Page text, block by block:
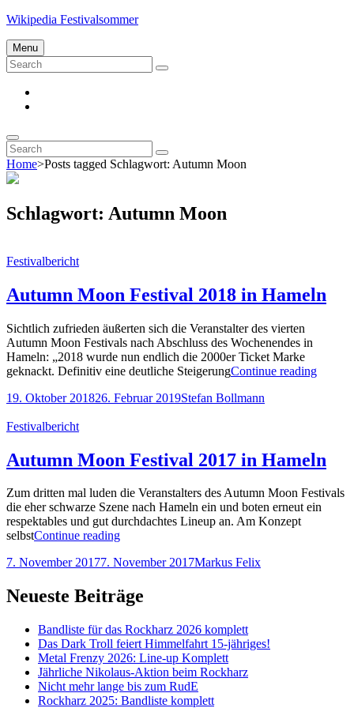
Skip
content
Wikipedia Festivalsommer
Menu
Search
for:
Search
Search
Search
for:
Search
Home>Posts tagged Schlagwort: Autumn Moon
Schlagwort: Autumn Moon
Cat
Festivalbericht
Autumn Moon Festival 2018 in Hameln
Sichtlich zufrieden äußerten sich die Veranstalter des vierten
Autumn Moon Festivals nach Abschluss des Wochenendes in
Hameln: „2018 wurde nun endlich die 2000er Ticket Marke
geknackt. Definitiv eine deutliche SteigerungContinue reading
Posted-
19. Oktober 201826. Februar 2019By
Byline
Stefan Bollmann
Cat
Festivalbericht
Autumn Moon Festival 2017 in Hameln
Zum dritten mal luden die Veranstalters des Autumn Moon Festivals
die eher schwarze Szene nach Hameln ein und boten erneut ein
respektables und gut durchdachtes Lineup an. Am Konzept
selbstContinue readingAutumn
Festival
in
Hameln
Posted-
7. November 20177. November 2017By
Byline
Markus Felix
Neueste Beiträge
Bandliste für das Rockharz 2026 komplett
Das Dark Troll feiert Himmelfahrt 15-jähriges!
Metal Frenzy 2026: Line-up Komplett
Jährliche Nikolaus-Aktion beim Rockharz
Nicht mehr lange bis zum RudE
Rockharz 2025: Bandliste komplett